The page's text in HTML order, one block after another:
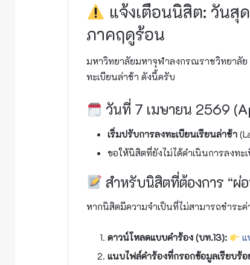
แจ้งเตือนนิสิต: วันสุ
ภาคฤดูร้อน
มหาวิทยาลัยมหาจุฬาลงกรณราชวิทยาลั
ทะเบียนล่าช้า ดังนี้ครับ
วันที่ 7 เมษายน 2569
เริ่มปรับการลงทะเบียนเรียนล่าช้า
ขอให้นิสิตที่ยังไม่ได้ดำเนินการลงทะ
สำหรับนิสิตที่ต้องการ “ผ่
หากนิสิตมีความจำเป็นที่ไม่สามารถชำระ
ดาวน์โหลดแบบคำร้อง (บท.13):
แ
แนบไฟล์คำร้องที่กรอกข้อมูลเรียบร้อ